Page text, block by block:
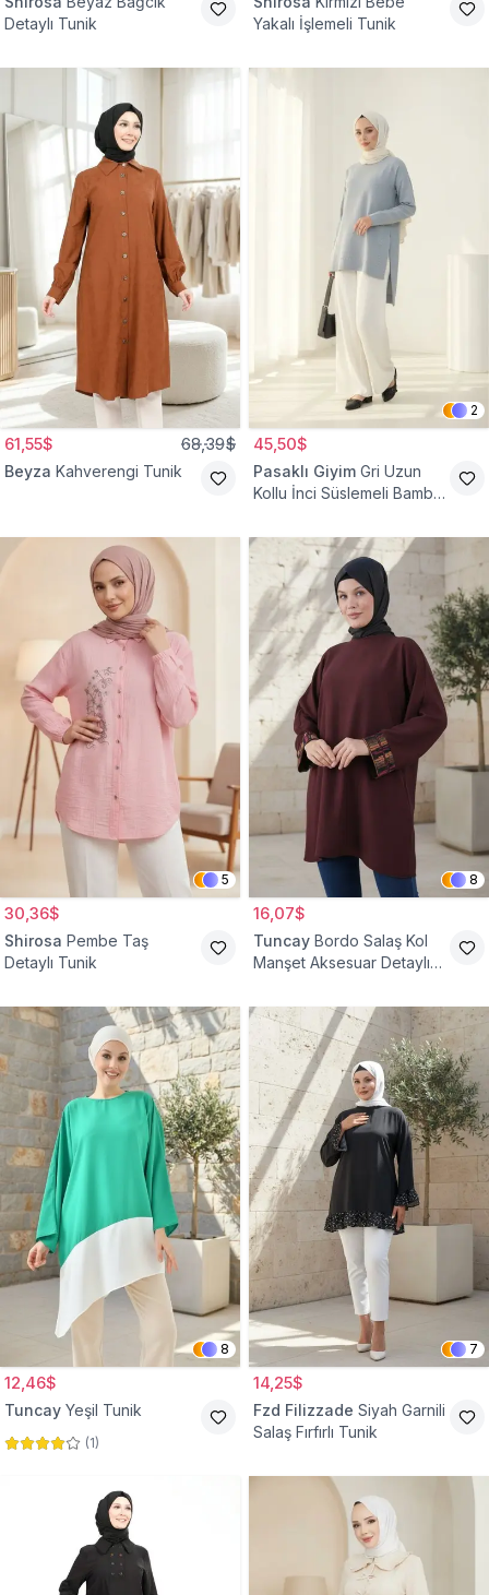
Detaylı Tunik
Yakalı İşlemeli Tunik
61,55$ 68,39$
Beyza Kahverengi Tunik
2
45,50$
Pasaklı Giyim Gri Uzun
Kollu İnci Süslemeli Bambu
5
30,36$
Shirosa Pembe Taş
Detaylı Tunik
8
16,07$
Tuncay Bordo Salaş Kol
Manşet Aksesuar Detaylı
8
12,46$
Tuncay Yeşil Tunik
(1)
7
14,25$
Fzd Filizzade Siyah Garnili
Salaş Fırfırlı Tunik